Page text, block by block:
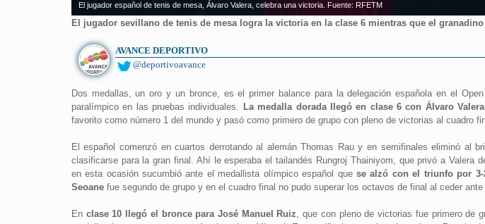
El jugador español de tenis de mesa, Álvaro Valera, celebra una victoria. Fuente: RFETM
El jugador sevillano de tenis de mesa logra la victoria en la clase 6 mientras que el
AVANCE DEPORTIVO
@deportivoavance
Dos medallas, un oro y un bronce, es el primer balance para la delegación española en el
paralímpico en las pruebas individuales. La medalla dorada llegó en clase 6 con Álvaro Valera
favorito como número 1 del mundo y pasó como primero de grupo con pleno de victorias al cuadro
El español comenzó en cuartos derrotando al alemán Thomas Rau y en semifinales eliminó al
clasificarse para la gran final. Ahí le esperaba el tailandés Rungroj Thainiyom, que privó a Valera
en esta ocasión sucumbió ante el medallista olímpico español que se alzó con el triunfo por 3-
Seoanefue segundo de grupo y en el cuadro final no pudo superar los octavos de final al ceder
En clase 10 llegó el bronce para José Manuel Ruiz, que con pleno de victorias fue primero de